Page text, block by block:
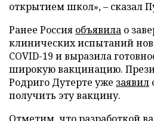
открытием школ», – сказал
Ранее Россия объявила о
клинических испытаний
COVID-19 и выразила
широкую вакцинацию.
Родриго Дутерте уже заявил
получить эту вакцину.